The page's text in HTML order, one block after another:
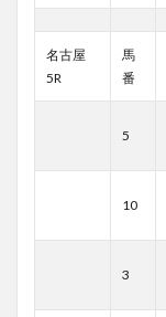
名古屋
5R
馬
番
5
10
3